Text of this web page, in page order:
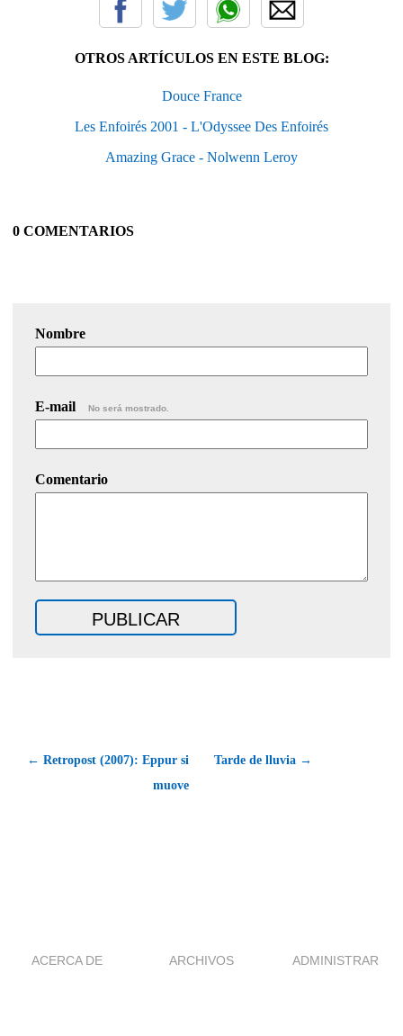
OTROS ARTÍCULOS EN ESTE BLOG:
Douce France
Les Enfoirés 2001 - L'Odyssee Des Enfoirés
Amazing Grace - Nolwenn Leroy
0 COMENTARIOS
Nombre
E-mail No será mostrado.
Comentario
← Retropost (2007): Eppur si
muove
Tarde de lluvia →
ACERCA DE ARCHIVOS ADMINISTRAR